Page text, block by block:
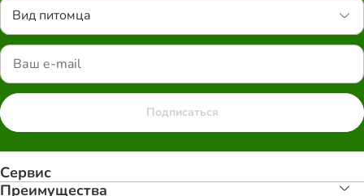
Вид питомца
Подписаться
Сервис
Преимуществa